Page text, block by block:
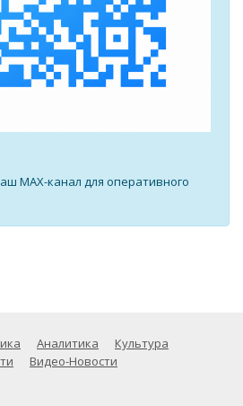
MAX-канал для оперативного
Аналитика
Культура
Видео-Новости